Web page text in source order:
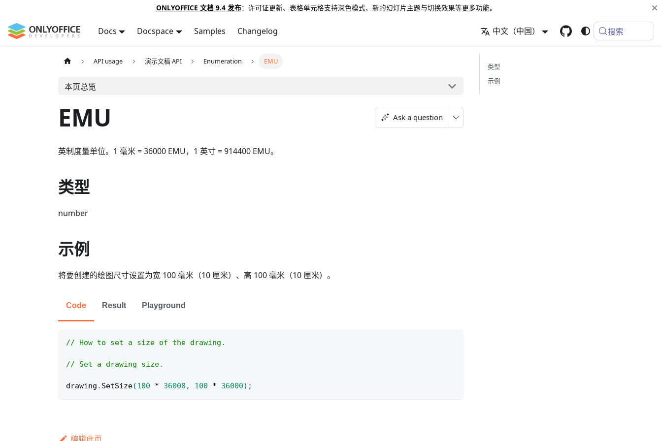
ONLYOFFICE 文档 9.4 发布：许可证更新、表格单元格支持深色模式、新的幻灯片主题与切换效果等更多功能。
Docs Docspace Samples Changelog 中文（中国） 搜索
API usage 演示文稿 API Enumeration EMU
本页总览
EMU Ask a question
英制度量单位。1 毫米 = 36000 EMU，1 英寸 = 914400 EMU。
类型
number
示例
将要创建的绘图尺寸设置为宽 100 毫米（10 厘米）、高 100 毫米（10 厘米）。
Code Result Playground
// How to set a size of the drawing.
// Set a drawing size.
drawing . SetSize(100 * 36000 , 100 * 36000) ;
类型
示例